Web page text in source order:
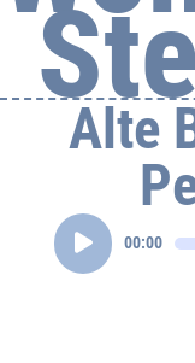
Alte
Audio-
Player
00:00